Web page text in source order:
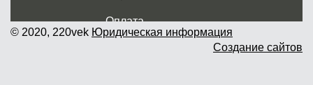
Оплата
Доставка и самовывоз
© 2020, 220vek Юридическая информация
Создание сайтов